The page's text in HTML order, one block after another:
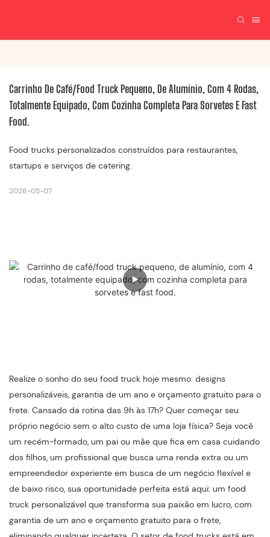
Carrinho De Café/food Truck Pequeno, De Alumínio, Com 4 Rodas,
Totalmente Equipado, Com Cozinha Completa Para Sorvetes E Fast
Food.
Food trucks personalizados construídos para restaurantes,
startups e serviços de catering.
2026-05-07
Realize o sonho do seu food truck hoje mesmo: designs
personalizáveis, garantia de um ano e orçamento gratuito para o
frete. Cansado da rotina das 9h às 17h? Quer começar seu
próprio negócio sem o alto custo de uma loja física? Seja você
um recém-formado, um pai ou mãe que fica em casa cuidando
dos filhos, um profissional que busca uma renda extra ou um
empreendedor experiente em busca de um negócio flexível e
de baixo risco, sua oportunidade perfeita está aqui: um food
truck personalizável que transforma sua paixão em lucro, com
garantia de um ano e orçamento gratuito para o frete,